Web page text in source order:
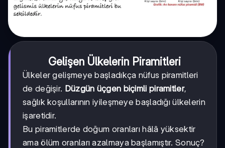
Gelişen Ülkelerin Piramitleri
Ülkeler gelişmeye başladıkça nüfus piramitleri
de değişir. Düzgün üçgen biçimli piramitler,
sağlık koşullarının iyileşmeye başladığı ülkelerin
işaretidir.
Bu piramitlerde doğum oranları hâlâ yüksektir
ama ölüm oranları azalmaya başlamıştır. Sonuç?